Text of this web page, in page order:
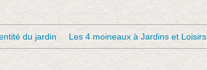
du jardin Les 4 moineaux à Jardins et Loisirs